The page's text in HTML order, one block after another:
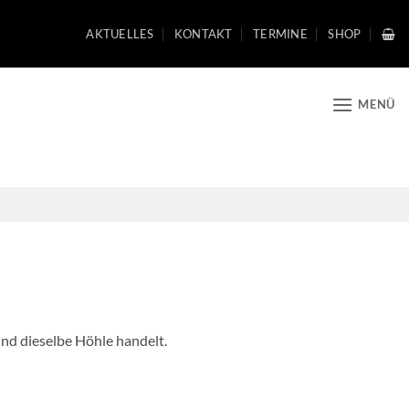
AKTUELLES KONTAKT TERMINE SHOP
MENÜ
dieselbe Höhle handelt.